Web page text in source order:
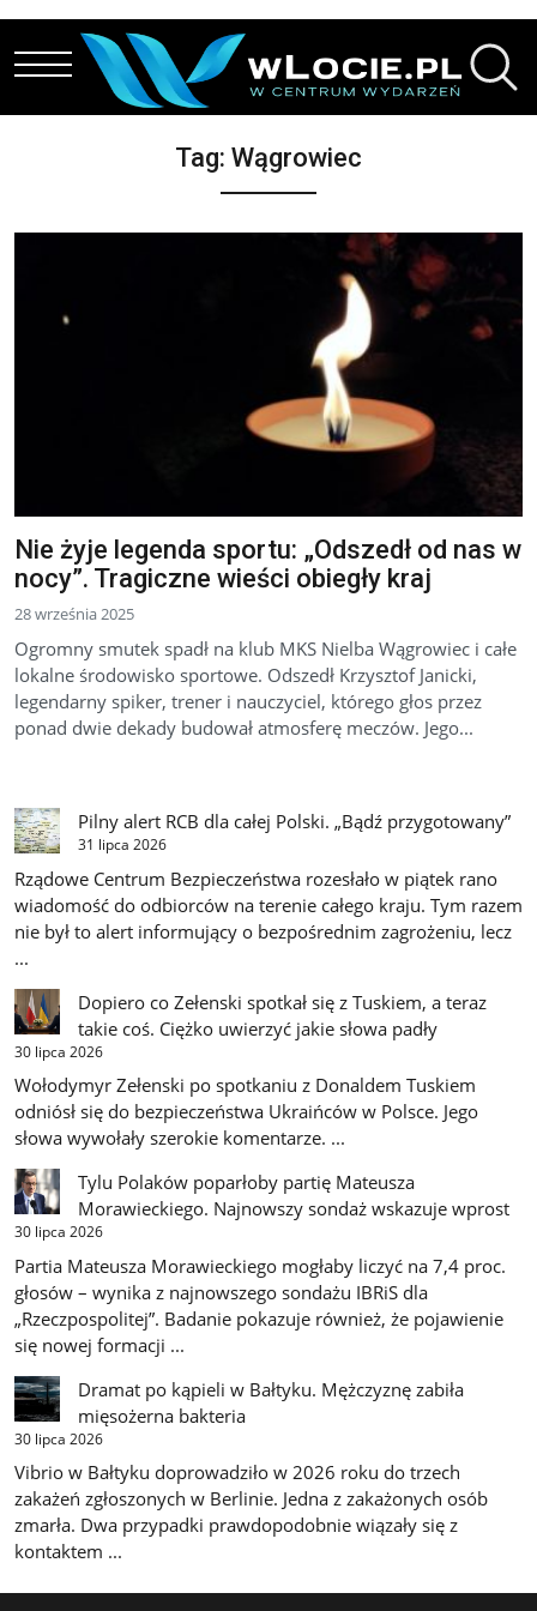
Przejdź do treści
Tag: Wągrowiec
Nie żyje legenda sportu: „Odszedł od nas w
nocy”. Tragiczne wieści obiegły kraj
28 września 2025
Ogromny smutek spadł na klub MKS Nielba Wągrowiec i całe
lokalne środowisko sportowe. Odszedł Krzysztof Janicki,
legendarny spiker, trener i nauczyciel, którego głos przez
ponad dwie dekady budował atmosferę meczów. Jego...
Pilny alert RCB dla całej Polski. „Bądź przygotowany”
31 lipca 2026
Rządowe Centrum Bezpieczeństwa rozesłało w piątek rano
wiadomość do odbiorców na terenie całego kraju. Tym razem
nie był to alert informujący o bezpośrednim zagrożeniu, lecz
...
Dopiero co Zełenski spotkał się z Tuskiem, a teraz
takie coś. Ciężko uwierzyć jakie słowa padły
30 lipca 2026
Wołodymyr Zełenski po spotkaniu z Donaldem Tuskiem
odniósł się do bezpieczeństwa Ukraińców w Polsce. Jego
słowa wywołały szerokie komentarze. ...
Tylu Polaków poparłoby partię Mateusza
Morawieckiego. Najnowszy sondaż wskazuje wprost
30 lipca 2026
Partia Mateusza Morawieckiego mogłaby liczyć na 7,4 proc.
głosów – wynika z najnowszego sondażu IBRiS dla
„Rzeczpospolitej”. Badanie pokazuje również, że pojawienie
się nowej formacji ...
Dramat po kąpieli w Bałtyku. Mężczyznę zabiła
mięsożerna bakteria
30 lipca 2026
Vibrio w Bałtyku doprowadziło w 2026 roku do trzech
zakażeń zgłoszonych w Berlinie. Jedna z zakażonych osób
zmarła. Dwa przypadki prawdopodobnie wiązały się z
kontaktem ...